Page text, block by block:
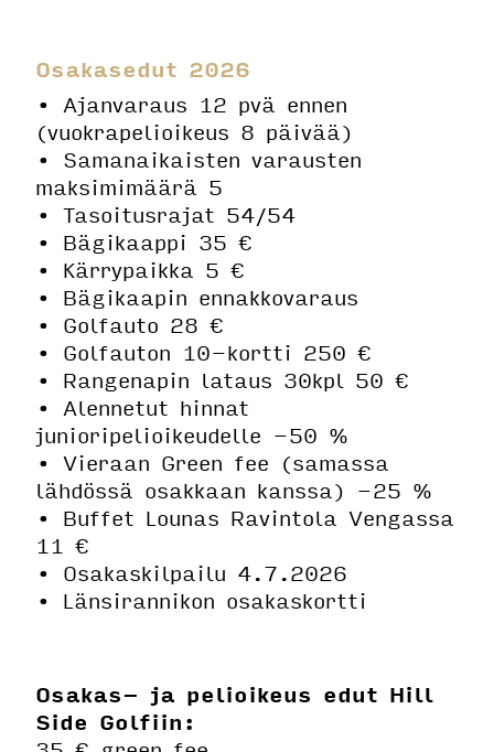
Osakasedut 2026
• Ajanvaraus 12 pvä ennen
(vuokrapelioikeus 8 päivää)
• Samanaikaisten varausten
maksimimäärä 5
• Tasoitusrajat 54/54
• Bägikaappi 35 €
• Kärrypaikka 5 €
• Bägikaapin ennakkovaraus
• Golfauto 28 €
• Golfauton 10-kortti 250 €
• Rangenapin lataus 30kpl 50 €
• Alennetut hinnat
junioripelioikeudelle -50 %
• Vieraan Green fee (samassa
lähdössä osakkaan kanssa) -25 %
• Buffet Lounas Ravintola Vengassa
11 €
• Osakaskilpailu 4.7.2026
• Länsirannikon osakaskortti
Osakas- ja pelioikeus edut Hill
Side Golfiin: